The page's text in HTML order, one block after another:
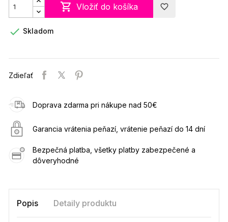
 Vložiť do košíka favorite_border
 Skladom
Zdieľať
Doprava zdarma pri nákupe nad 50€
Garancia vrátenia peňazí, vrátenie peňazí do 14 dní
Bezpečná platba, všetky platby zabezpečené a
dôveryhodné
Popis Detaily produktu